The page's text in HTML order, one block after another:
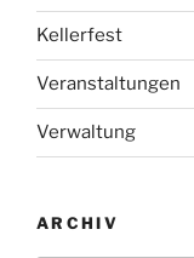
Kellerfest
Veranstaltungen
Verwaltung
ARCHIV